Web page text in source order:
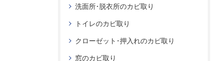
洗面所･脱衣所のカビ取り
トイレのカビ取り
クローゼット･押入れのカビ取り
窓のカビ取り